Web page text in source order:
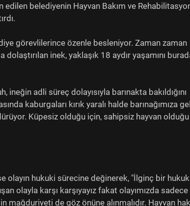
belediyenin Hayvan Bakım ve
görevlilerince özenle besleniyor. Zaman zaman
inek, yaklaşık 18 aydır yaşamını
adli süreç dolayısıyla barınakta bakıldığını
kaburgaları kırık yaralı halde barınağımıza
Küpesiz olduğu için, sahipsiz hayvan
olayın hukuki sürecine değinerek, "İlginç bir
olayla karşı karşıyayız fakat olayımızda
de göz önüne alınmalıdır. Hayvan